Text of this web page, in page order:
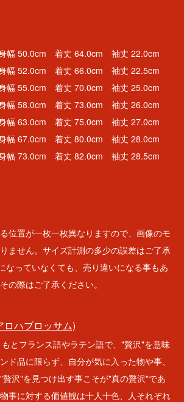
幅 50.0cm 着丈 64.0cm 袖丈 22.0cm
幅 52.0cm 着丈 66.0cm 袖丈 22.5cm
幅 55.0cm 着丈 70.0cm 袖丈 25.0cm
幅 58.0cm 着丈 73.0cm 袖丈 26.0cm
幅 63.0cm 着丈 75.0cm 袖丈 27.0cm
幅 67.0cm 着丈 80.0cm 袖丈 28.0cm
幅 73.0cm 着丈 82.0cm 袖丈 28.5cm
位置が一枚一枚異なりますので、画像のモ
ません。サイズ計測の多少の誤差はご了承
なっていなくても、売り違いになる事もあ
の際はご了承ください。
ハブロッサム)
もとフランス語やラテン語で、"贅沢"を意味
ド品に限らず、自分が気に入った物や事、
沢"を見つけ出す事こそが"真の贅沢"であ
事に対する価値観は十人十色、人それぞれ